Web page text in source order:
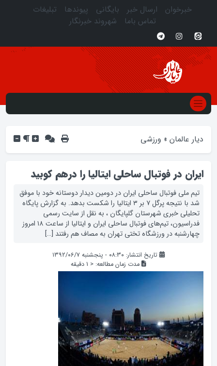
خبرخوان ارسال خبر بایگانی پیوندها
تبلیغات
تماس باما
شهروند خبرنگار
دیار عالمان » ورزشی
ایران در فوتبال ساحلی ایتالیا را درهم کوبید
تيم ملي فوتبال ساحلي ايران در دومين ديدار دوستانه خود با موفق
شد با نتيجه پرگل ۷ بر ۳ ايتاليا را شکست بدهد. به گزارش پایگاه
تحلیلی خبری شهرستان گلپایگان ، به نقل از سايت رسمي
فدراسيون، تيم‌هاي فوتبال ساحلي ايران و ايتاليا از ساعت ۱۸ امروز
چهارشنبه در ورزشگاه تختي تهران به مصاف هم رفتند […]
تاریخ انتشار: ۰۸:۳۰ - پنجشنبه ۱۳۹۲/۰۶/۷
مدت زمان مطالعه: < 1 دقیقه